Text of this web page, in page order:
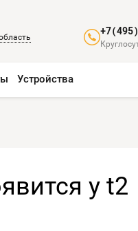
Устройства
у t2